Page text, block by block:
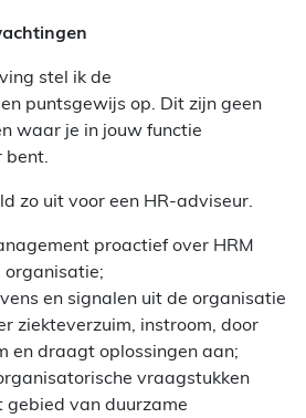
stel ik de
puntsgewijs op. Dit zijn geen
waar je in jouw functie
bent.
zo uit voor een HR-adviseur.
proactief over HRM
organisatie;
en signalen uit de organisatie
ziekteverzuim, instroom, door
en draagt oplossingen aan;
vraagstukken
gebied van duurzame